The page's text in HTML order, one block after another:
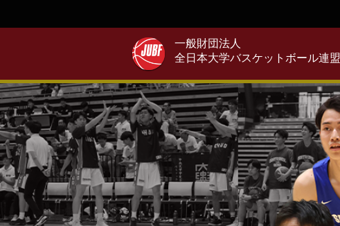
一般財団法人
全日本大学バスケットボール連盟